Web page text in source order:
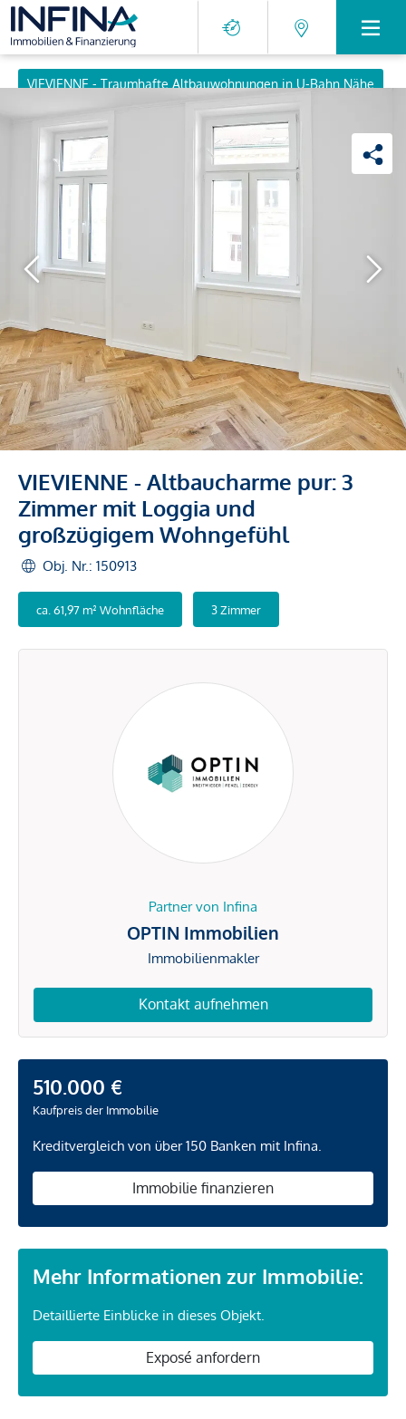
VIEVIENNE - Traumhafte Altbauwohnungen in U-Bahn Nähe
VIEVIENNE - Altbaucharme pur: 3
Zimmer mit Loggia und
großzügigem Wohngefühl
Obj. Nr.: 150913
ca. 61,97 m² Wohnfläche 3 Zimmer
Partner von Infina
OPTIN Immobilien
Immobilienmakler
Kontakt aufnehmen
510.000 €
Kaufpreis der Immobilie
Kreditvergleich von über 150 Banken mit Infina.
Immobilie finanzieren
Mehr Informationen zur Immobilie:
Detaillierte Einblicke in dieses Objekt.
Exposé anfordern